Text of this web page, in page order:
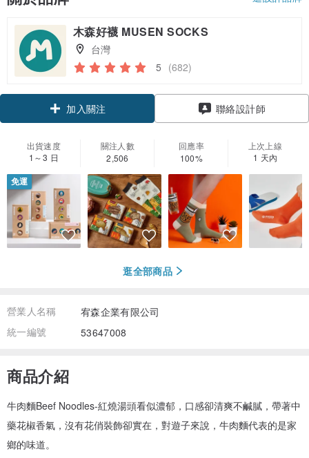
木森好襪 MUSEN SOCKS
台灣
5 (682)
加入關注
聯絡設計師
出貨速度
1～3 日
關注人數
2,506
回應率
100%
上次上線
1 天內
免運
逛全部商品
營業人名稱
宥森企業有限公司
統一編號
53647008
商品介紹
牛肉麵Beef Noodles-紅燒湯頭看似濃郁，口感卻清爽不鹹膩，帶著中
藥花椒香氣，沒有花俏裝飾卻實在，對遊子來說，牛肉麵代表的是家
鄉的味道。